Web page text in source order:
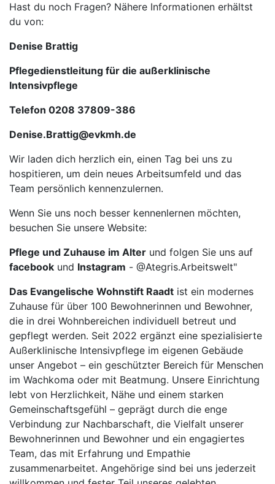
Hast du noch Fragen? Nähere Informationen erhältst
du von:
Denise Brattig
Pflegedienstleitung für die außerklinische
Intensivpflege
Telefon 0208 37809-386
Denise.Brattig@evkmh.de
Wir laden dich herzlich ein, einen Tag bei uns zu
hospitieren, um dein neues Arbeitsumfeld und das
Team persönlich kennenzulernen.
Wenn Sie uns noch besser kennenlernen möchten,
besuchen Sie unsere Website:
Pflege und Zuhause im Alter und folgen Sie uns auf
facebook und Instagram - @Ategris.Arbeitswelt"
Das Evangelische Wohnstift Raadt ist ein modernes
Zuhause für über 100 Bewohnerinnen und Bewohner,
die in drei Wohnbereichen individuell betreut und
gepflegt werden. Seit 2022 ergänzt eine spezialisierte
Außerklinische Intensivpflege im eigenen Gebäude
unser Angebot – ein geschützter Bereich für Menschen
im Wachkoma oder mit Beatmung. Unsere Einrichtung
lebt von Herzlichkeit, Nähe und einem starken
Gemeinschaftsgefühl – geprägt durch die enge
Verbindung zur Nachbarschaft, die Vielfalt unserer
Bewohnerinnen und Bewohner und ein engagiertes
Team, das mit Erfahrung und Empathie
zusammenarbeitet. Angehörige sind bei uns jederzeit